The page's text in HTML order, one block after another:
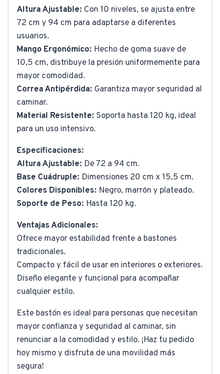
Altura Ajustable: Con 10 niveles, se ajusta entre
72 cm y 94 cm para adaptarse a diferentes
usuarios.
Mango Ergonómico: Hecho de goma suave de
10,5 cm, distribuye la presión uniformemente para
mayor comodidad.
Correa Antipérdida: Garantiza mayor seguridad al
caminar.
Material Resistente: Soporta hasta 120 kg, ideal
para un uso intensivo.
Especificaciones:
Altura Ajustable: De 72 a 94 cm.
Base Cuádruple: Dimensiones 20 cm x 15,5 cm.
Colores Disponibles: Negro, marrón y plateado.
Soporte de Peso: Hasta 120 kg.
Ventajas Adicionales:
Ofrece mayor estabilidad frente a bastones
tradicionales.
Compacto y fácil de usar en interiores o exteriores.
Diseño elegante y funcional para acompañar
cualquier estilo.
Este bastón es ideal para personas que necesitan
mayor confianza y seguridad al caminar, sin
renunciar a la comodidad y estilo. ¡Haz tu pedido
hoy mismo y disfruta de una movilidad más
segura!